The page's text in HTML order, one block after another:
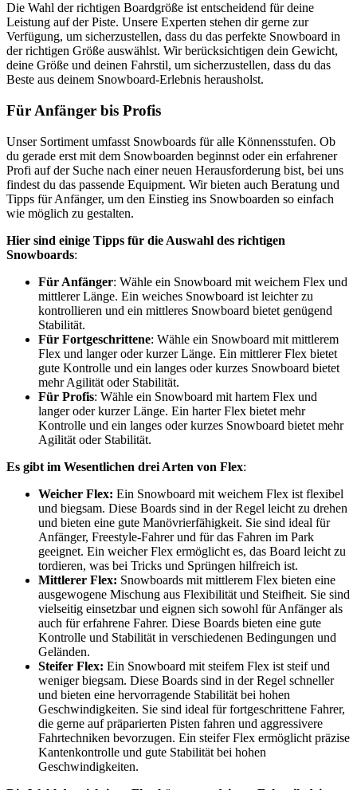
Die Wahl der richtigen Boardgröße ist entscheidend für deine
Leistung auf der Piste. Unsere Experten stehen dir gerne zur
Verfügung, um sicherzustellen, dass du das perfekte Snowboard in
der richtigen Größe auswählst. Wir berücksichtigen dein Gewicht,
deine Größe und deinen Fahrstil, um sicherzustellen, dass du das
Beste aus deinem Snowboard-Erlebnis herausholst.
Für Anfänger bis Profis
Unser Sortiment umfasst Snowboards für alle Könnensstufen. Ob
du gerade erst mit dem Snowboarden beginnst oder ein erfahrener
Profi auf der Suche nach einer neuen Herausforderung bist, bei uns
findest du das passende Equipment. Wir bieten auch Beratung und
Tipps für Anfänger, um den Einstieg ins Snowboarden so einfach
wie möglich zu gestalten.
Hier sind einige Tipps für die Auswahl des richtigen
Snowboards:
Für Anfänger: Wähle ein Snowboard mit weichem Flex und
mittlerer Länge. Ein weiches Snowboard ist leichter zu
kontrollieren und ein mittleres Snowboard bietet genügend
Stabilität.
Für Fortgeschrittene: Wähle ein Snowboard mit mittlerem
Flex und langer oder kurzer Länge. Ein mittlerer Flex bietet
gute Kontrolle und ein langes oder kurzes Snowboard bietet
mehr Agilität oder Stabilität.
Für Profis: Wähle ein Snowboard mit hartem Flex und
langer oder kurzer Länge. Ein harter Flex bietet mehr
Kontrolle und ein langes oder kurzes Snowboard bietet mehr
Agilität oder Stabilität.
Es gibt im Wesentlichen drei Arten von Flex:
Weicher Flex: Ein Snowboard mit weichem Flex ist flexibel
und biegsam. Diese Boards sind in der Regel leicht zu drehen
und bieten eine gute Manövrierfähigkeit. Sie sind ideal für
Anfänger, Freestyle-Fahrer und für das Fahren im Park
geeignet. Ein weicher Flex ermöglicht es, das Board leicht zu
tordieren, was bei Tricks und Sprüngen hilfreich ist.
Mittlerer Flex: Snowboards mit mittlerem Flex bieten eine
ausgewogene Mischung aus Flexibilität und Steifheit. Sie sind
vielseitig einsetzbar und eignen sich sowohl für Anfänger als
auch für erfahrene Fahrer. Diese Boards bieten eine gute
Kontrolle und Stabilität in verschiedenen Bedingungen und
Geländen.
Steifer Flex: Ein Snowboard mit steifem Flex ist steif und
weniger biegsam. Diese Boards sind in der Regel schneller
und bieten eine hervorragende Stabilität bei hohen
Geschwindigkeiten. Sie sind ideal für fortgeschrittene Fahrer,
die gerne auf präparierten Pisten fahren und aggressivere
Fahrtechniken bevorzugen. Ein steifer Flex ermöglicht präzise
Kantenkontrolle und gute Stabilität bei hohen
Geschwindigkeiten.